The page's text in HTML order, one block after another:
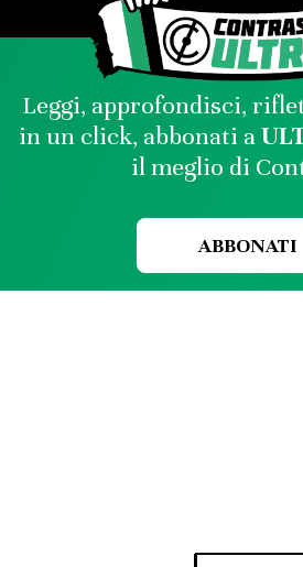
Leggi, approfondisci,
in un click, abbonati a
il meglio di
ABBONATI